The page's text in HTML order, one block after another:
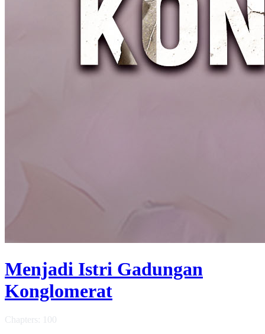
Menjadi Istri Gadungan
Konglomerat
Chapters: 100